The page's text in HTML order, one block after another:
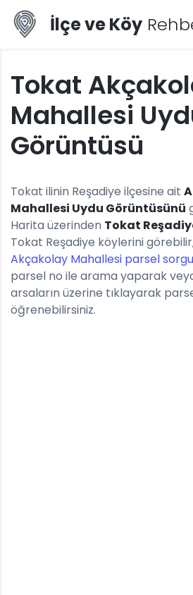
İlçe ve Köy
Tokat
Mahallesi
Görüntüsü
Tokat ilinin Reşadiye ilçesine ait
Mahallesi Uydu Görüntüsünü
Harita üzerinden Tokat
Tokat Reşadiye köylerini
Akçakolay Mahallesi parsel
parsel no ile arama yaparak
arsaların üzerine tıklayarak
öğrenebilirsiniz.